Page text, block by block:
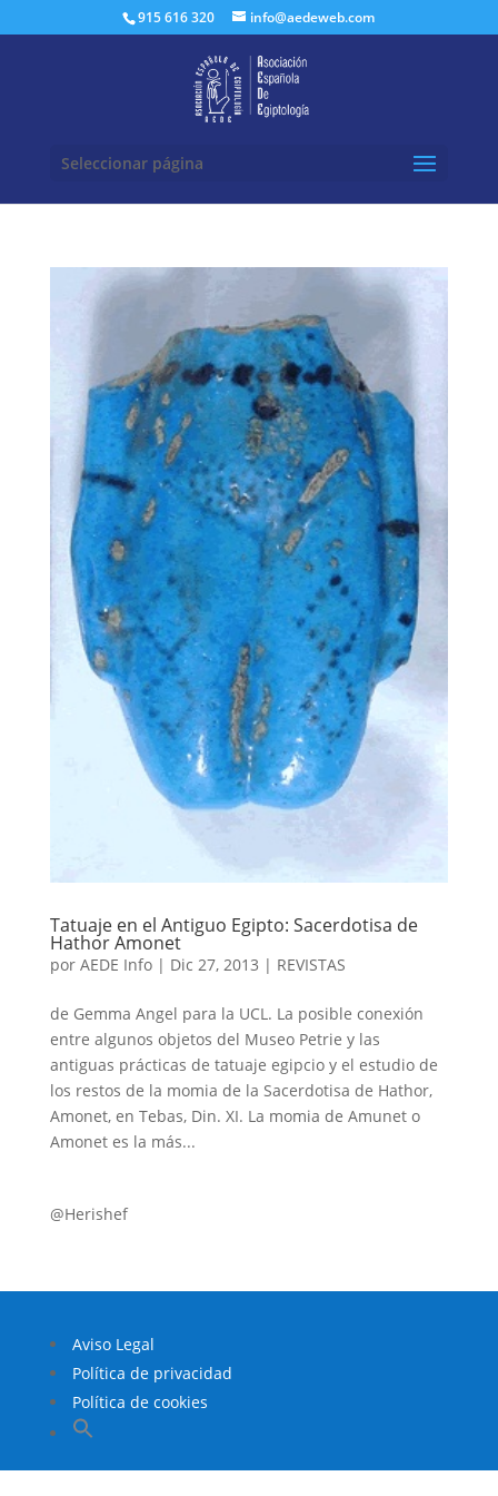
915 616 320 info@aedeweb.com
Seleccionar página
Tatuaje en el Antiguo Egipto: Sacerdotisa de
Hathor Amonet
por AEDE Info| Dic 27, 2013 | REVISTAS
de Gemma Angel para la UCL. La posible conexión
entre algunos objetos del Museo Petrie y las
antiguas prácticas de tatuaje egipcio y el estudio de
los restos de la momia de la Sacerdotisa de Hathor,
Amonet, en Tebas, Din. XI. La momia de Amunet o
Amonet es la más...
@Herishef
Aviso Legal
Política de privacidad
Política de cookies
Buscar:
Botón de búsqueda